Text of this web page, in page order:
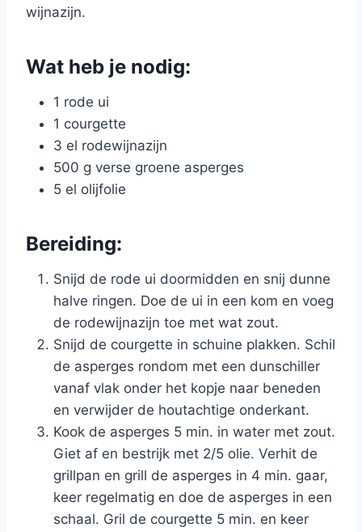
wijnazijn.
Wat heb je nodig:
1 rode ui
1 courgette
3 el rodewijnazijn
500 g verse groene asperges
5 el olijfolie
Bereiding:
Snijd de rode ui doormidden en snij dunne
halve ringen. Doe de ui in een kom en voeg
de rodewijnazijn toe met wat zout.
Snijd de courgette in schuine plakken. Schil
de asperges rondom met een dunschiller
vanaf vlak onder het kopje naar beneden
en verwijder de houtachtige onderkant.
Kook de asperges 5 min. in water met zout.
Giet af en bestrijk met 2/5 olie. Verhit de
grillpan en grill de asperges in 4 min. gaar,
keer regelmatig en doe de asperges in een
schaal. Gril de courgette 5 min. en keer